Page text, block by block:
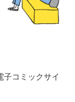
子コミックサイ